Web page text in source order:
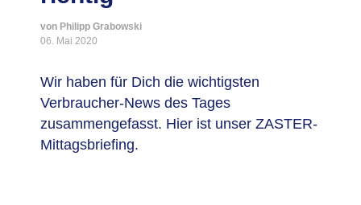
von Philipp Grabowski
06. Mai 2020
Wir haben für Dich die wichtigsten
Verbraucher-News des Tages
zusammengefasst. Hier ist unser ZASTER-
Mittagsbriefing.